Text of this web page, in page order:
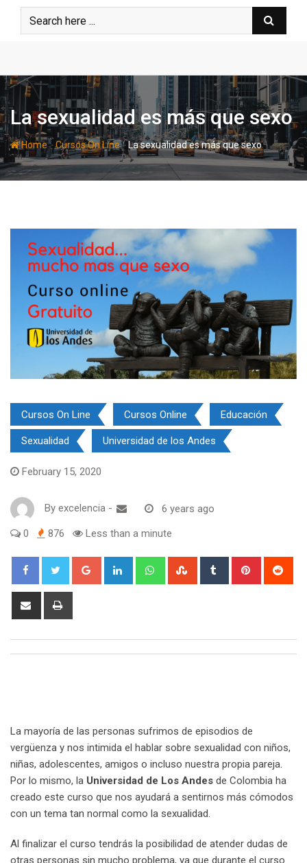
La sexualidad es más que sexo
Home-Cursos On Line-La sexualidad es más que sexo
Cursos On Line Cursos Online Educación
Sexualidad Universidad de los Andes
February 15, 2020
By excelencia - 6 years ago
0 876 Less than a minute
Google+ LinkedIn WhatsappStumbleUpon
Tumblr Pinterest
Share
La mayoría de las personas sufrimos de episodios de
vergüenza y nos intimida el hablar sobre sexualidad con niños,
niñas, adolescentes, amigos o incluso nuestra propia pareja.
Por lo mismo, la Universidad de Los Andes de Colombia ha
creado este curso que nos ayudará a sentirnos más cómodos
con un tema tan normal como la sexualidad.
Al finalizar el curso tendrás la posibilidad de atender dudas de
otras personas sin mucho problema, ya que durante el curso